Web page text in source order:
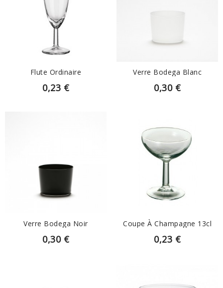
EN SAVOIR PLUS
Flute Ordinaire
0,23 €
Verre Bodega Blanc
0,30 €
EN SAVOIR PLUS
Verre Bodega Noir
0,30 €
EN SAVOIR PLUS
Coupe À Champagne 13cl
0,23 €